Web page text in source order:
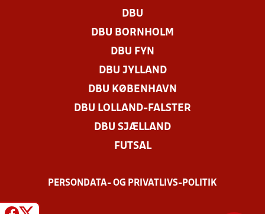
DBU
DBU BORNHOLM
DBU FYN
DBU JYLLAND
DBU KØBENHAVN
DBU LOLLAND-FALSTER
DBU SJÆLLAND
FUTSAL
PERSONDATA- OG PRIVATLIVS-POLITIK